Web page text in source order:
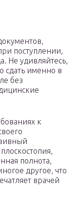
поступлении,
Не удивляйтесь,
сдать именно в
без
к
полнота,
другое, что
врачей